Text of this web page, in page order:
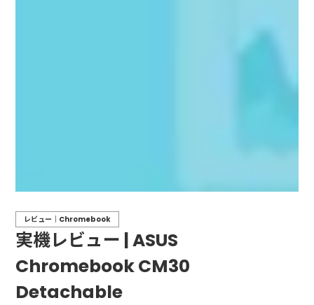
実機レビュー | ASUS
Chromebook CM30
Detachable
レビュー｜Chromebook